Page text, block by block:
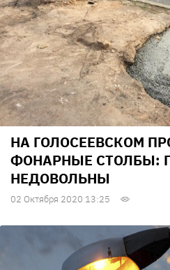
НА ГОЛОСЕЕВСКОМ
ФОНАРНЫЕ СТОЛБЫ:
НЕДОВОЛЬНЫ
02 Октября 2020 13:25